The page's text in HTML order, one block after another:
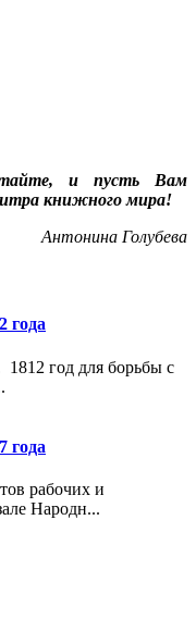
и пусть Вам
книжного мира!
Антонина Голубева
года
год для борьбы с
года
рабочих и
Народн...